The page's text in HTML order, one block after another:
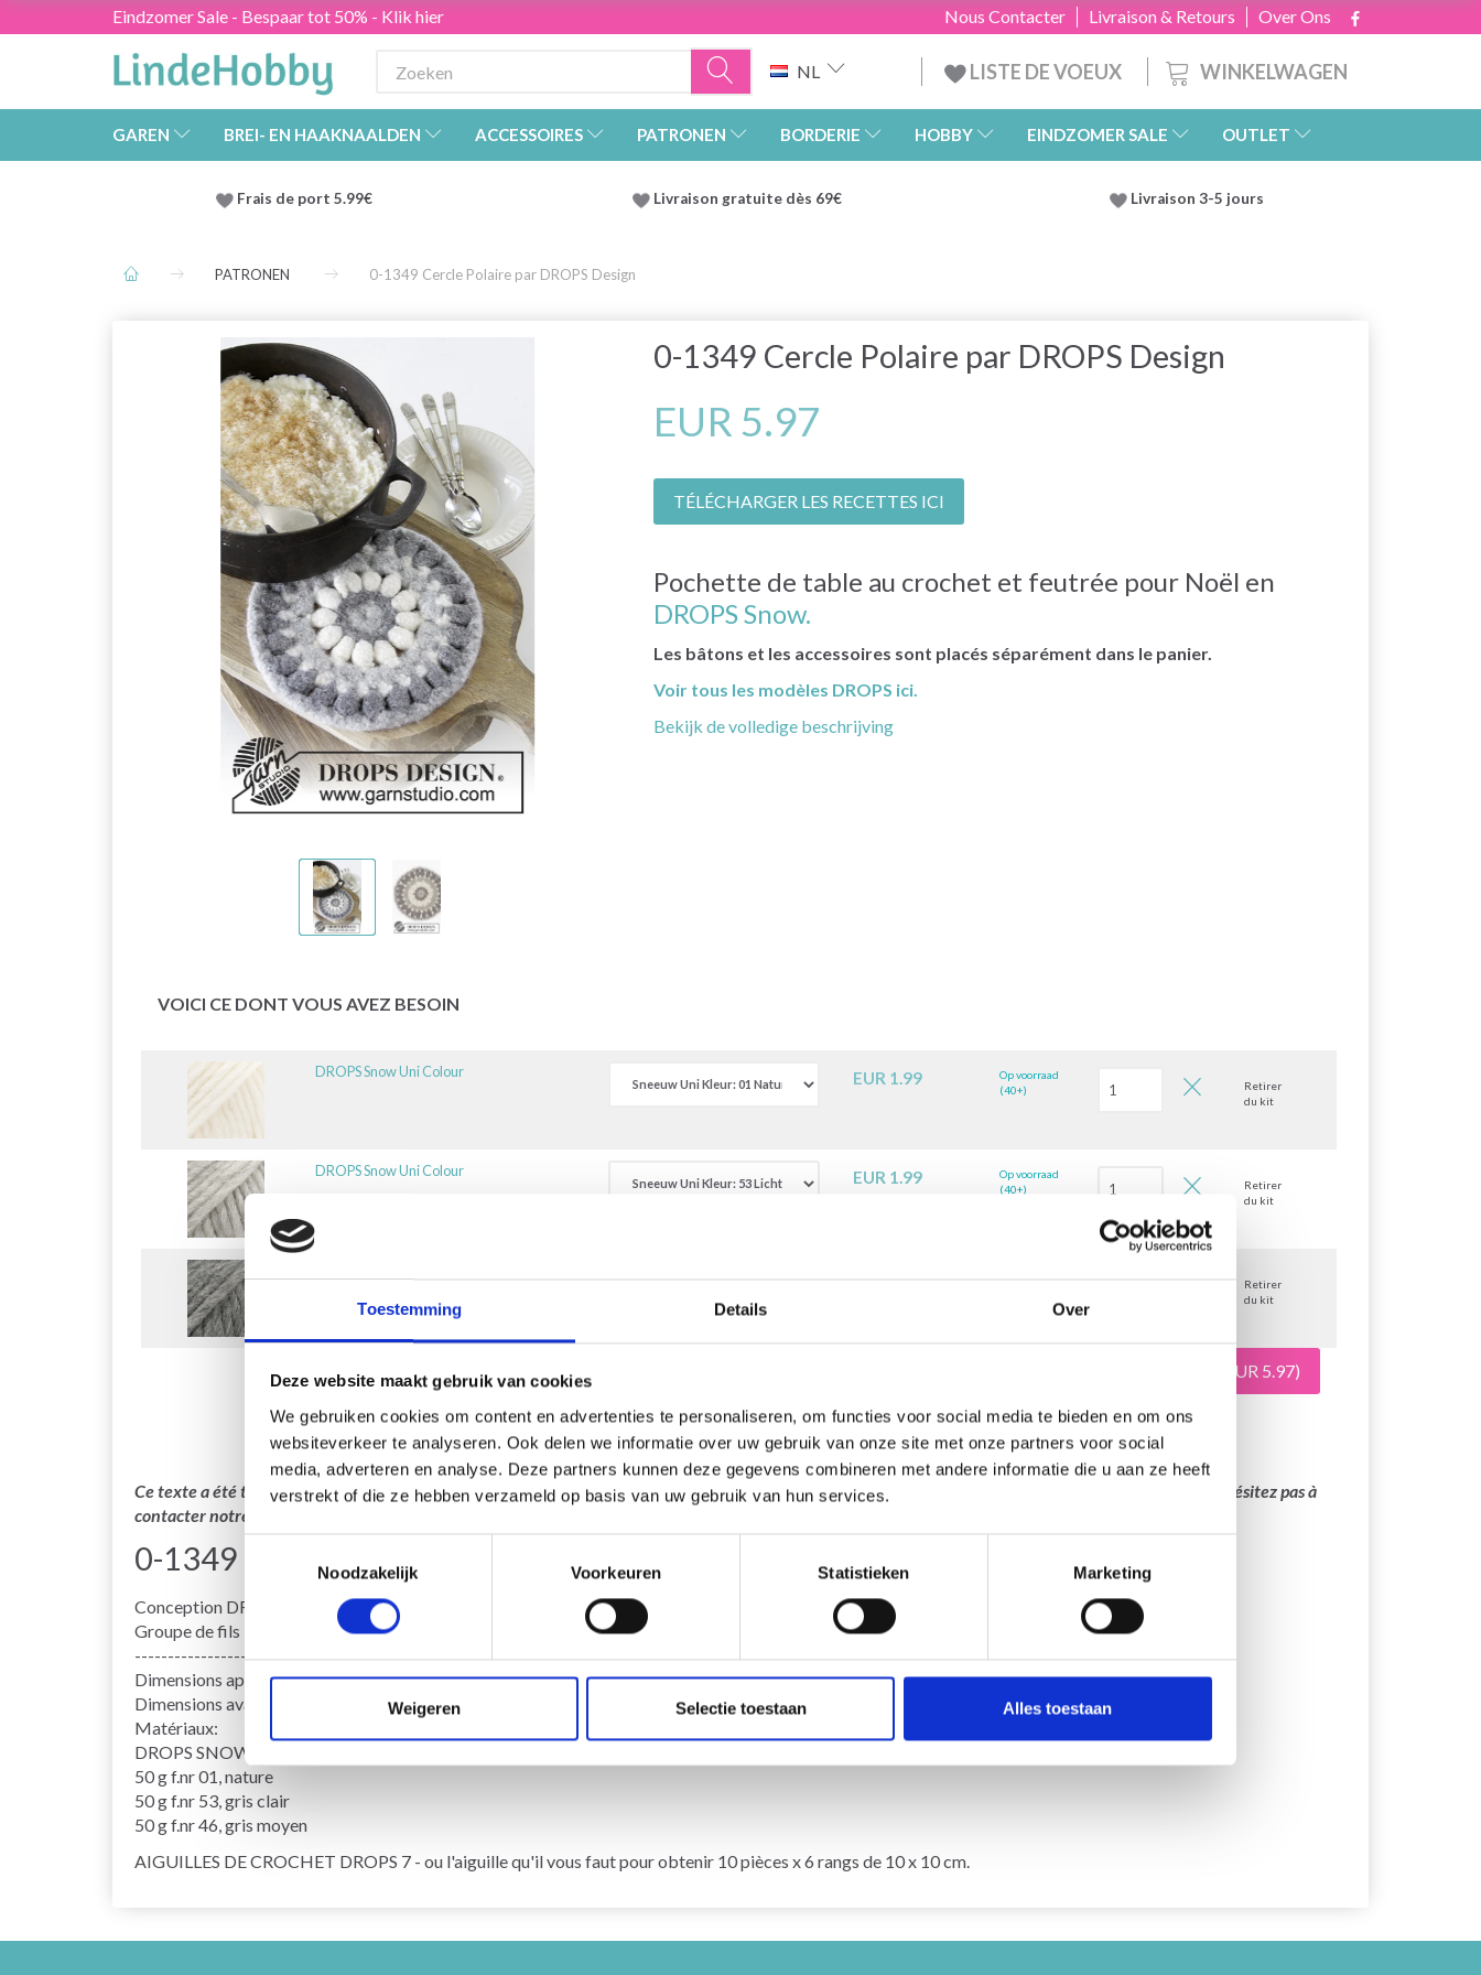
Toestemming Details Over
Deze website maakt gebruik van cookies
We gebruiken cookies om content en advertenties te personaliseren, om functies voor social media te bieden en om ons
websiteverkeer te analyseren. Ook delen we informatie over uw gebruik van onze site met onze partners voor social
media, adverteren en analyse. Deze partners kunnen deze gegevens combineren met andere informatie die u aan ze heeft
verstrekt of die ze hebben verzameld op basis van uw gebruik van hun services.
Noodzakelijk
Voorkeuren Statistieken Marketing
Weigeren Selectie toestaan Alles toestaan
Eindzomer Sale - Bespaar tot 50% - Klik hier Over Ons
Livraison & Retours
Nous Contacter
WINKELWAGEN
NL LISTE DE VOEUX
GAREN BREI- EN HAAKNAALDEN ACCESSOIRES PATRONEN BORDERIE HOBBY EINDZOMER SALE OUTLET
Frais de port 5.99€ Livraison gratuite dès 69€ Livraison 3-5 jours
PATRONEN 0-1349 Cercle Polaire par DROPS Design
0-1349 Cercle Polaire par DROPS Design
EUR 5.97
TÉLÉCHARGER LES RECETTES ICI
Pochette de table au crochet et feutrée pour Noël en
DROPS Snow.
Les bâtons et les accessoires sont placés séparément dans le panier.
Voir tous les modèles DROPS ici.
Bekijk de volledige beschrijving
VOICI CE DONT VOUS AVEZ BESOIN
DROPS Snow Uni Colour EUR 1.99
Op voorraad
(40+)
Retirer
du kit
DROPS Snow Uni Colour EUR 1.99
Op voorraad
(40+)
Retirer
du kit
EUR 1.99
Retirer
du kit
( EUR 5.97)
Ce texte a été traduit par notre service de traduction automatique. Une traduction de cette page par un véritable humain sera bientôt disponible. N’hésitez pas à
contacter notre service support si vous avez des questions!
0-1349 Cercle Polaire par DROPS Design
Conception DROPS : Modèle n° ee-577
Groupe de fils E ou C + C
-------------------------------------------------- --------
Dimensions après feutrage : Diamètre : environ 22 cm
Dimensions avant feutrage : Diamètre : environ 31 cm
Matériaux:
DROPS SNOW de Garnstudio
50 g f.nr 01, nature
50 g f.nr 53, gris clair
50 g f.nr 46, gris moyen
AIGUILLES DE CROCHET DROPS 7 - ou l'aiguille qu'il vous faut pour obtenir 10 pièces x 6 rangs de 10 x 10 cm.